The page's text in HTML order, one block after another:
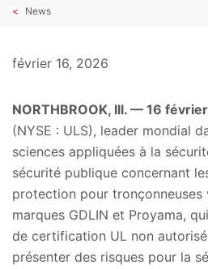
News
février 16, 2026
NORTHBROOK, Ill. — 16
(NYSE : ULS), leader mondial
sciences appliquées à la
sécurité publique concernant
protection pour tronçonneuses
marques GDLIN et Proyama,
de certification UL non
présenter des risques pour la